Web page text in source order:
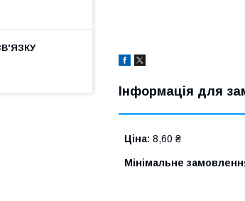
Інформація для
Ціна: 8,60 ₴
Мінімальне